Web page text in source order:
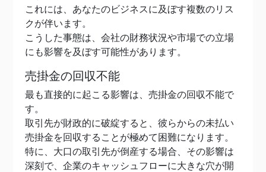
これには、あなたのビジネスに及ぼす複数のリス
クが伴います。
こうした事態は、会社の財務状況や市場での立場
にも影響を及ぼす可能性があります。
売掛金の回収不能
最も直接的に起こる影響は、売掛金の回収不能で
す。
取引先が財政的に破綻すると、彼らからの未払い
売掛金を回収することが極めて困難になります。
特に、大口の取引先が倒産する場合、その影響は
深刻で、企業のキャッシュフローに大きな穴が開